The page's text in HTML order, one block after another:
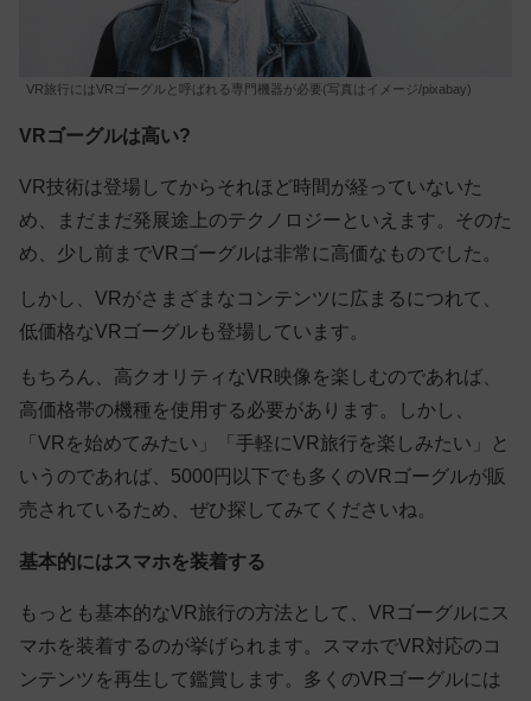
VR旅行にはVRゴーグルと呼ばれる専門機器が必要(写真はイメージ/pixabay)
VRゴーグルは高い?
VR技術は登場してからそれほど時間が経っていないた
め、まだまだ発展途上のテクノロジーといえます。そのた
め、少し前までVRゴーグルは非常に高価なものでした。
しかし、VRがさまざまなコンテンツに広まるにつれて、
低価格なVRゴーグルも登場しています。
もちろん、高クオリティなVR映像を楽しむのであれば、
高価格帯の機種を使用する必要があります。しかし、
「VRを始めてみたい」「手軽にVR旅行を楽しみたい」と
いうのであれば、5000円以下でも多くのVRゴーグルが販
売されているため、ぜひ探してみてくださいね。
基本的にはスマホを装着する
もっとも基本的なVR旅行の方法として、VRゴーグルにス
マホを装着するのが挙げられます。スマホでVR対応のコ
ンテンツを再生して鑑賞します。多くのVRゴーグルには